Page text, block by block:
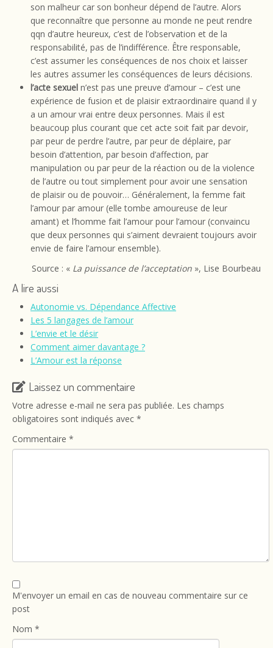
son malheur car son bonheur dépend de l’autre. Alors
que reconnaître que personne au monde ne peut rendre
qqn d’autre heureux, c’est de l’observation et de la
responsabilité, pas de l’indifférence. Être responsable,
c’est assumer les conséquences de nos choix et laisser
les autres assumer les conséquences de leurs décisions.
l’acte sexuel n’est pas une preuve d’amour – c’est une
expérience de fusion et de plaisir extraordinaire quand il y
a un amour vrai entre deux personnes. Mais il est
beaucoup plus courant que cet acte soit fait par devoir,
par peur de perdre l’autre, par peur de déplaire, par
besoin d’attention, par besoin d’affection, par
manipulation ou par peur de la réaction ou de la violence
de l’autre ou tout simplement pour avoir une sensation
de plaisir ou de pouvoir… Généralement, la femme fait
l’amour par amour (elle tombe amoureuse de leur
amant) et l’homme fait l’amour pour l’amour (convaincu
que deux personnes qui s’aiment devraient toujours avoir
envie de faire l’amour ensemble).
Source : « La puissance de l’acceptation », Lise Bourbeau
A lire aussi
Autonomie vs. Dépendance Affective
Les 5 langages de l’amour
L’envie et le désir
Comment aimer davantage ?
L’Amour est la réponse
Laissez un commentaire
Votre adresse e-mail ne sera pas publiée. Les champs
obligatoires sont indiqués avec *
Commentaire *
M'envoyer un email en cas de nouveau commentaire sur ce
post
Nom *